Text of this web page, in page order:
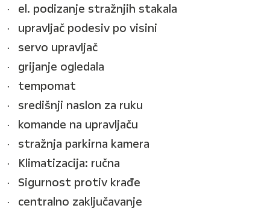
el. podizanje stražnjih stakala
upravljač podesiv po visini
servo upravljač
grijanje ogledala
tempomat
središnji naslon za ruku
komande na upravljaču
stražnja parkirna kamera
Klimatizacija: ručna
Sigurnost protiv krađe
centralno zaključavanje